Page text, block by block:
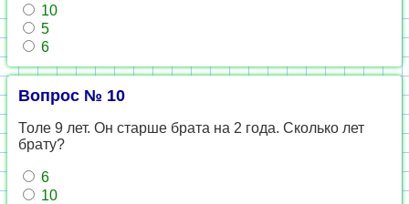
10
5
6
Вопрос № 10
Толе 9 лет. Он старше брата на 2 года. Сколько лет
брату?
6
10